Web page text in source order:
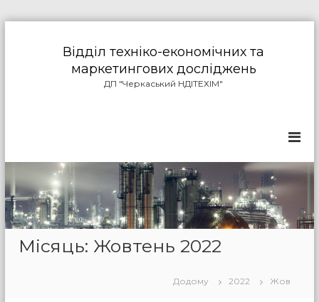
в
і
с
т
Відділ техніко-економічних та
маркетингових досліджень
ДП "Черкаський НДІТЕХІМ"
Місяць: Жовтень 2022
Додому 2022 Жов